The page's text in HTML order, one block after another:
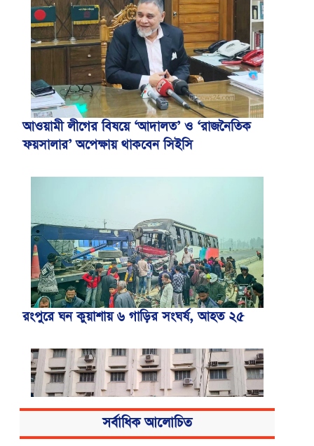
আওয়ামী লীগের বিষয়ে ‘আদালত’ ও ‘রাজনৈতিক
ফয়সালার’ অপেক্ষায় থাকবেন সিইসি
রংপুরে ঘন কুয়াশায় ৬ গাড়ির সংঘর্ষ, আহত ২৫
সর্বাধিক আলোচিত